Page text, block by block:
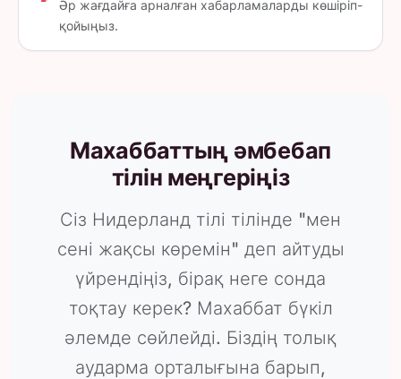
Әр жағдайға арналған хабарламаларды көшіріп-
қойыңыз.
Махаббаттың әмбебап
тілін меңгеріңіз
Сіз Нидерланд тілі тілінде "мен
сені жақсы көремін" деп айтуды
үйрендіңіз, бірақ неге сонда
тоқтау керек? Махаббат бүкіл
әлемде сөйлейді. Біздің толық
аударма орталығына барып,